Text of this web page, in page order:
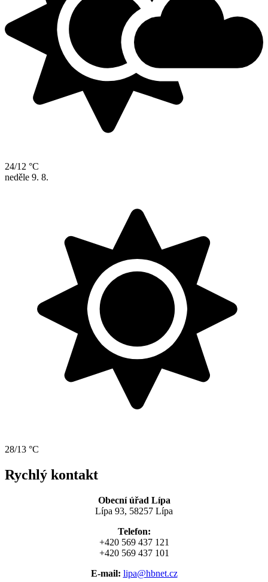
24/12 °C
neděle 9. 8.
28/13 °C
Rychlý kontakt
Obecní úřad Lípa
Lípa 93, 58257 Lípa
Telefon:
+420 569 437 121
+420 569 437 101
E-mail: lipa@hbnet.cz